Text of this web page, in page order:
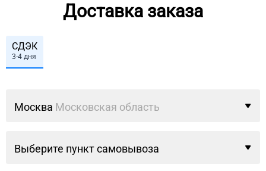
Доставка заказа
СДЭК
3-4 дня
Москва Московская область
Выберите пункт самовывоза